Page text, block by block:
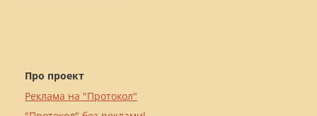
Про проект
Реклама на "Протокол"